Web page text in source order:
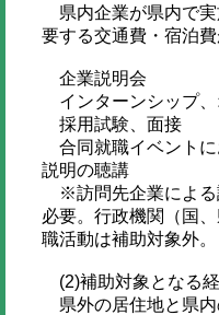
県内企業が県内で実
要する交通費・宿泊費
企業説明会
インターンシップ、
採用試験、面接
合同就職イベントに
説明の聴講
※訪問先企業による
必要。行政機関（国
職活動は補助対象外。
(2)補助対象となる
県外の居住地と県内